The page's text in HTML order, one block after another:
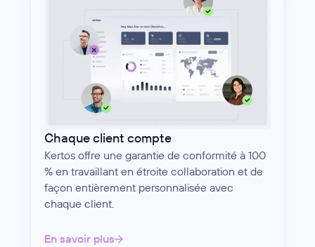
Chaque client compte
Kertos offre une garantie de conformité à 100
% en travaillant en étroite collaboration et de
façon entièrement personnalisée avec
chaque client.
En savoir plus